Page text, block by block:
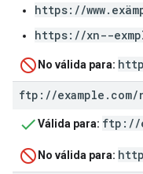
https://
https://xn--
No válida para:
ftp: //example . com/
Válida para: ftp://
No válida para: